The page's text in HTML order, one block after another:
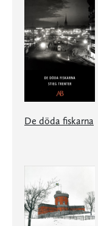
De döda fiskarna